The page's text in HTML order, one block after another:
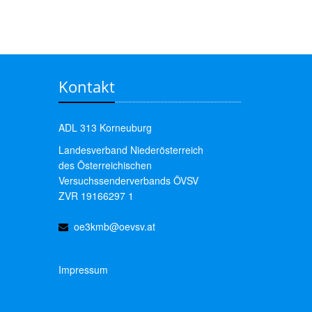
Kontakt
ADL 313 Korneuburg
Landesverband Niederösterreich
des Österreichischen
Versuchssenderverbands ÖVSV
ZVR 19166297 1
oe3kmb@oevsv.at
Impressum